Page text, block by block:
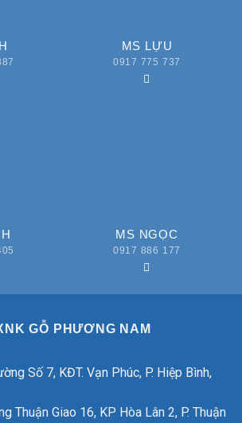
MS LỰU
0917 775 737
MS NGỌC
0917 886 177
GỖ PHƯƠNG NAM
Số 7, KĐT. Vạn Phúc, P. Hiệp Bình,
Thuận Giao 16, KP Hòa Lân 2, P. Thuận